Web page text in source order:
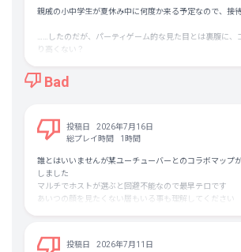
げたくなる」ような側面がある。
価したくなるような設計のゲームであるため、平和に盛
これは体質の問題であってゲームの問題ではないのでゲ
由にはならないが、
私のように3Dのゲームで酔いやすい人が少しでも酔いが
の点を確認してみてほしい。
サイズを小さくした方が比較的酔いにくい
・ジャンプや落下など上下動をなるべくしない
強いて挙げるなら１試合後のええやんの数が３つくらい
しい隠れ方をしてるプレイヤーを見つけたら歯がゆい思
親戚の小中学生が夏休み中に何度か来る予定なので、接
……したのだが、パーティゲーム的な見た目とは裏腹に、
り高くない？
ペイントソフト的な彩度明度の概念や操作は解ってて当
アルとかはない。
プレイの解説をせにゃならんので、90分ほど触ってみた
画とかで勝手に覚えててくれることを祈ろう（要所だけ
にワーキャー言っててもらえれば、それで良いのかもしれ
Bad
投稿日
2026年7月16日
総プレイ時間
1時間
誰とはいいませんが某ユーチューバーとのコラボマップ
しました
マルチでホストが選ぶと回避不能なので最早テロです
あいつの顔を見たくない層もいる事も理解してください
投稿日 2026年7月11日